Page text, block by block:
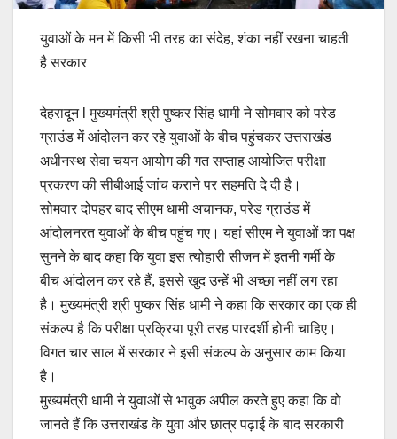
युवाओं के मन में किसी भी तरह का संदेह, शंका नहीं रखना चाहती
है सरकार
देहरादून l मुख्यमंत्री श्री पुष्कर सिंह धामी ने सोमवार को परेड
ग्राउंड में आंदोलन कर रहे युवाओं के बीच पहुंचकर उत्तराखंड
अधीनस्थ सेवा चयन आयोग की गत सप्ताह आयोजित परीक्षा
प्रकरण की सीबीआई जांच कराने पर सहमति दे दी है।
सोमवार दोपहर बाद सीएम धामी अचानक, परेड ग्राउंड में
आंदोलनरत युवाओं के बीच पहुंच गए। यहां सीएम ने युवाओं का पक्ष
सुनने के बाद कहा कि युवा इस त्योहारी सीजन में इतनी गर्मी के
बीच आंदोलन कर रहे हैं, इससे खुद उन्हें भी अच्छा नहीं लग रहा
है। मुख्यमंत्री श्री पुष्कर सिंह धामी ने कहा कि सरकार का एक ही
संकल्प है कि परीक्षा प्रक्रिया पूरी तरह पारदर्शी होनी चाहिए।
विगत चार साल में सरकार ने इसी संकल्प के अनुसार काम किया
है।
मुख्यमंत्री धामी ने युवाओं से भावुक अपील करते हुए कहा कि वो
जानते हैं कि उत्तराखंड के युवा और छात्र पढ़ाई के बाद सरकारी